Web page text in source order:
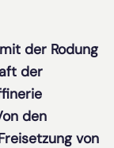
der Rodung
der
den
von